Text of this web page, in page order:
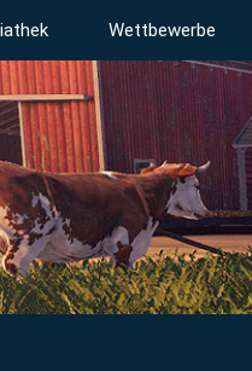
Wettbewerbe